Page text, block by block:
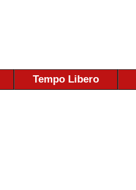
Tempo Libero